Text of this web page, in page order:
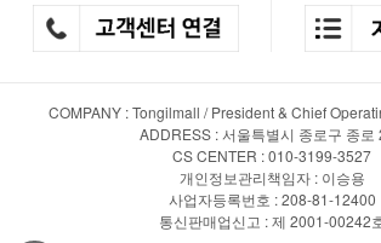
COMPANY : Tongilmall / President & Chief
ADDRESS : 서울특별시 종로구 종로
CS CENTER : 010-3199-3527
개인정보관리책임자 : 이승용
사업자등록번호 : 208-81-12400
통신판매업신고 : 제 2001-00242